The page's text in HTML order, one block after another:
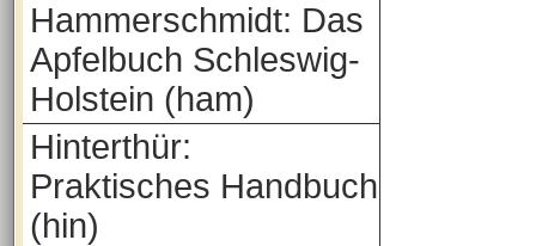
Hammerschmidt: Das
Apfelbuch Schleswig-
Holstein (ham)
Hinterthür:
Praktisches Handbuch
(hin)